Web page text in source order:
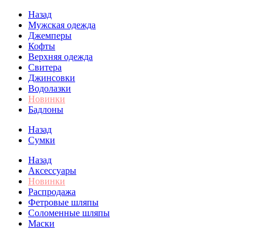
Назад
Мужская одежда
Джемперы
Кофты
Верхняя одежда
Свитера
Джинсовки
Водолазки
Новинки
Бадлоны
Назад
Сумки
Назад
Аксессуары
Новинки
Распродажа
Фетровые шляпы
Соломенные шляпы
Маски